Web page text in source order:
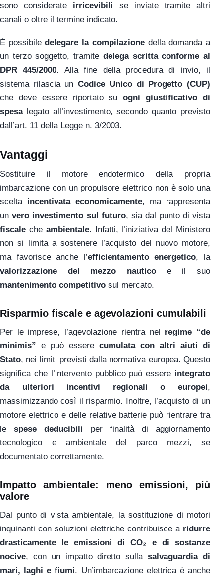
sono considerate irricevibili se inviate tramite altri
canali o oltre il termine indicato.
È possibiledelegare la compilazionedella domanda a
un terzo soggetto, tramite delega scritta conforme al
DPR 445/2000. Alla fine della procedura di invio, il
sistema rilascia unCodice Unico di Progetto (CUP)
che deve essere riportato suogni giustificativo di
spesalegato all’investimento, secondo quanto previsto
dall’art. 11 della Legge n. 3/2003.
Vantaggi
Sostituire il motore endotermico della propria
imbarcazione con un propulsore elettrico non è solo una
scelta incentivata economicamente, ma rappresenta
unvero investimento sul futuro, sia dal punto di vista
fiscale che ambientale. Infatti, l’iniziativa del Ministero
non si limita a sostenere l’acquisto del nuovo motore,
ma favorisce anche l’efficientamento energetico, la
valorizzazione del mezzo nautico e il suo
mantenimento competitivo sul mercato.
Risparmio fiscale e agevolazioni cumulabili
Per le imprese, l’agevolazione rientra nel regime “de
minimis” e può essere cumulata con altri aiuti di
Stato, nei limiti previsti dalla normativa europea. Questo
significa che l’intervento pubblico può essere integrato
da ulteriori incentivi regionali o europei,
massimizzando così il risparmio. Inoltre, l’acquisto di un
motore elettrico e delle relative batterie può rientrare tra
lespese deducibili per finalità di aggiornamento
tecnologico e ambientale del parco mezzi, se
documentato correttamente.
Impatto ambientale: meno emissioni, più
valore
Dal punto di vista ambientale, la sostituzione di motori
inquinanti con soluzioni elettriche contribuisce a ridurre
drasticamente le emissioni di CO₂ e di sostanze
nocive, con un impatto diretto sullasalvaguardia di
mari, laghi e fiumi. Un’imbarcazione elettrica è anche